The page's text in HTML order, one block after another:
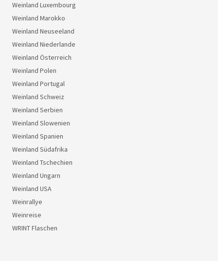
Weinland Luxembourg
Weinland Marokko
Weinland Neuseeland
Weinland Niederlande
Weinland Österreich
Weinland Polen
Weinland Portugal
Weinland Schweiz
Weinland Serbien
Weinland Slowenien
Weinland Spanien
Weinland Südafrika
Weinland Tschechien
Weinland Ungarn
Weinland USA
Weinrallye
Weinreise
WRINT Flaschen